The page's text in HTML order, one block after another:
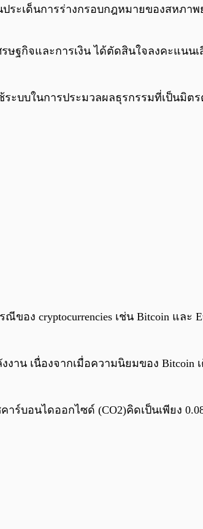
ประเด็นการร่างกรอบกฎหมายของสหภา
กิจและการเงิน ได้ตัดสินใจลงคะแนนเ
บบในการประมวลผลธุรกรรมที่เป็นมิต
ของ cryptocurrencies เช่น Bitcoin แล
าน เนื่องจากเมื่อความนิยมของ Bitcoin
ร์บอนไดออกไซด์ (CO2)คิดเป็นเพียง